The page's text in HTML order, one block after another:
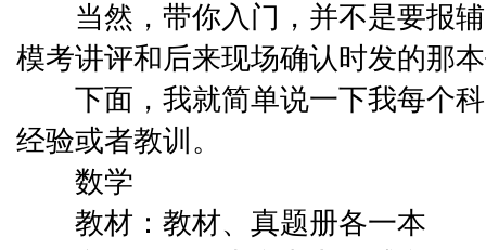
当然，带你入门，并不是要报辅
模考讲评和后来现场确认时发的那
下面，我就简单说一下我每个科
经验或者教训。
数学
教材：教材、真题册各一本